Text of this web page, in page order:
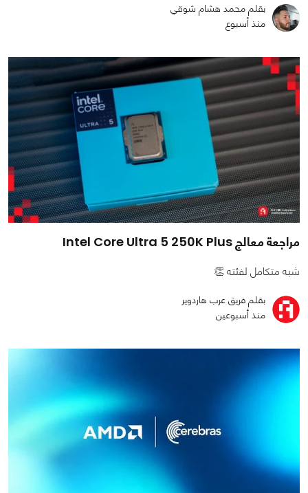
بقلم محمد هشام شوقي
منذ أسبوع
مراجعة معالج Intel Core Ultra 5 250K Plus
شبه متكامل لفئته 👏
بقلم فريق عرب هاردوير
منذ أسبوعين